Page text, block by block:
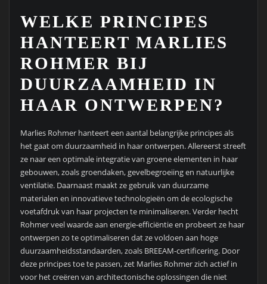
WELKE PRINCIPES
HANTEERT MARLIES
ROHMER BIJ
DUURZAAMHEID IN
HAAR ONTWERPEN?
Marlies Rohmer hanteert een aantal belangrijke principes als
het gaat om duurzaamheid in haar ontwerpen. Allereerst streeft
ze naar een optimale integratie van groene elementen in haar
gebouwen, zoals groendaken, gevelbegroeiing en natuurlijke
ventilatie. Daarnaast maakt ze gebruik van duurzame
materialen en innovatieve technologieën om de ecologische
voetafdruk van haar projecten te minimaliseren. Verder hecht
Rohmer veel waarde aan energie-efficiëntie en probeert ze haar
ontwerpen zo te optimaliseren dat ze voldoen aan hoge
duurzaamheidsstandaarden, zoals BREEAM-certificering. Door
deze principes toe te passen, zet Marlies Rohmer zich actief in
voor het creëren van architectonische oplossingen die niet